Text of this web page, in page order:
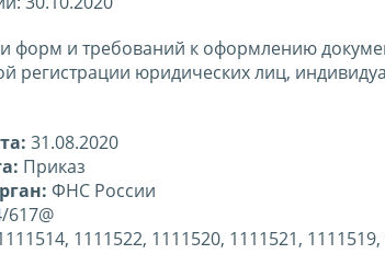
форм и требований к оформлению
регистрации юридических лиц,
31.08.2020
Приказ
ФНС России
617@
1111522, 1111520, 1111521,